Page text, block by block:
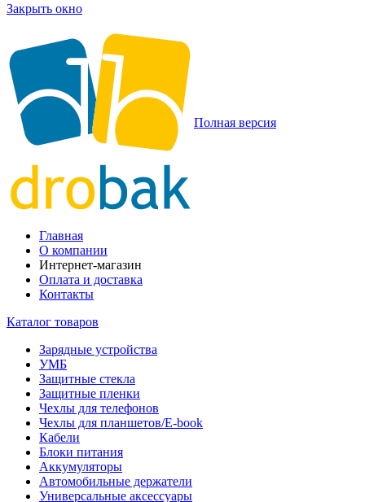
Закрыть окно
Полная версия
Главная
О компании
Интернет-магазин
Оплата и доставка
Контакты
Каталог товаров
Зарядные устройства
УМБ
Защитные стекла
Защитные пленки
Чехлы для телефонов
Чехлы для планшетов/E-book
Кабели
Блоки питания
Аккумуляторы
Автомобильные держатели
Универсальные аксессуары